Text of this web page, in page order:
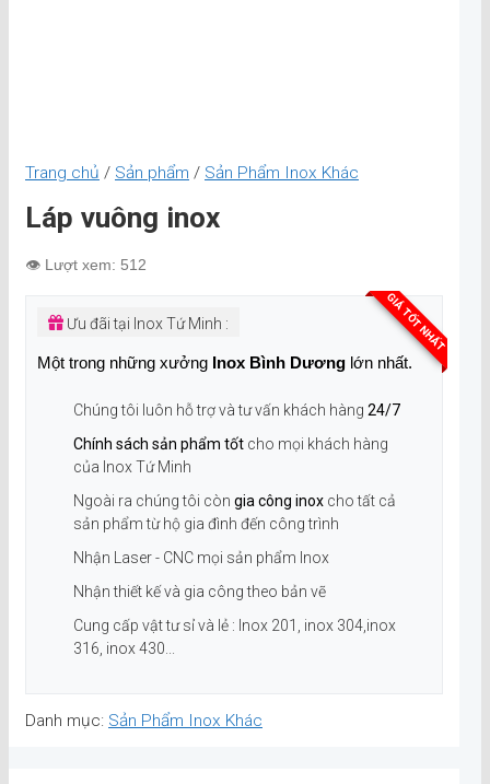
Trang chủ / Sản phẩm / Sản Phẩm Inox Khác
Láp vuông inox
👁️ Lượt xem: 512
GIÁ TỐT NHẤT
Ưu đãi tại Inox Tứ Minh :
Một trong những xưởng Inox Bình Dương lớn nhất.
Chúng tôi luôn hỗ trợ và tư vấn khách hàng 24/7
Chính sách sản phẩm tốt cho mọi khách hàng
của Inox Tứ Minh
Ngoài ra chúng tôi còn gia công inox cho tất cả
sản phẩm từ hộ gia đình đến công trình
Nhận Laser - CNC mọi sản phẩm Inox
Nhận thiết kế và gia công theo bản vẽ
Cung cấp vật tư sỉ và lẻ : Inox 201, inox 304,inox
316, inox 430...
Danh mục: Sản Phẩm Inox Khác